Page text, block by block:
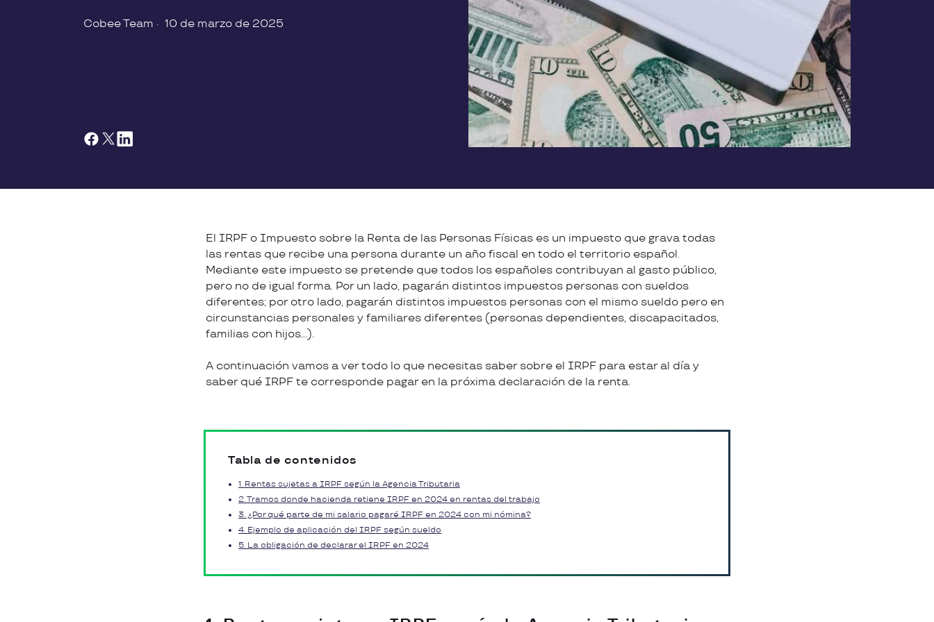
Cobee Team · 10 de marzo de 2025
El IRPF o Impuesto sobre la Renta de las Personas Físicas es un impuesto que grava todas
las rentas que recibe una persona durante un año fiscal en todo el territorio español.
Mediante este impuesto se pretende que todos los españoles contribuyan al gasto público,
pero no de igual forma. Por un lado, pagarán distintos impuestos personas con sueldos
diferentes; por otro lado, pagarán distintos impuestos personas con el mismo sueldo pero en
circunstancias personales y familiares diferentes (personas dependientes, discapacitados,
familias con hijos…).
A continuación vamos a ver todo lo que necesitas saber sobre el IRPF para estar al día y
saber qué IRPF te corresponde pagar en la próxima declaración de la renta.
Tabla de contenidos
1. Rentas sujetas a IRPF según la Agencia Tributaria
2. Tramos donde hacienda retiene IRPF en 2024 en rentas del trabajo
3. ¿Por qué parte de mi salario pagaré IRPF en 2024 con mi nómina?
4. Ejemplo de aplicación del IRPF según sueldo
5. La obligación de declarar el IRPF en 2024